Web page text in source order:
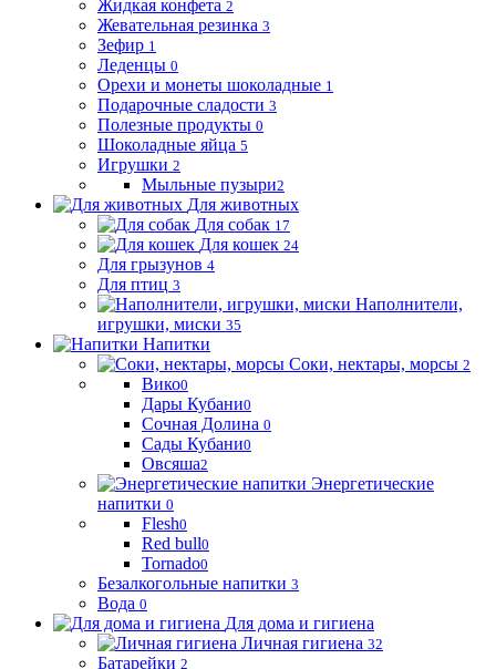
Жидкая конфета 2
Жевательная резинка 3
Зефир 1
Леденцы 0
Орехи и монеты шоколадные 1
Подарочные сладости 3
Полезные продукты 0
Шоколадные яйца 5
Игрушки 2
Мыльные пузыри2
Для животных
Для собак 17
Для кошек 24
Для грызунов 4
Для птиц 3
Наполнители,
игрушки, миски 35
Напитки
Соки, нектары, морсы 2
Вико0
Дары Кубани0
Сочная Долина 0
Сады Кубани0
Овсяша2
Энергетические
напитки 0
Flesh0
Red bull0
Tornado0
Безалкогольные напитки 3
Вода 0
Для дома и гигиена
Личная гигиена 32
Батарейки 2